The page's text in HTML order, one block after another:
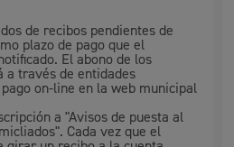
de recibos pendientes de
plazo de pago que el
El abono de los
a través de entidades
on-line en la web municipal
a "Avisos de puesta al
Cada vez que el